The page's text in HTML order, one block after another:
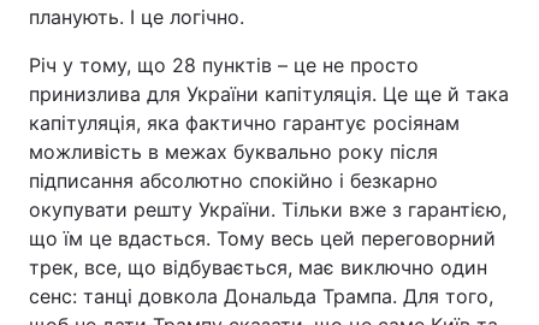
планують. І це логічно.
Річ у тому, що 28 пунктів – це не просто
принизлива для України капітуляція. Це ще й така
капітуляція, яка фактично гарантує росіянам
можливість в межах буквально року після
підписання абсолютно спокійно і безкарно
окупувати решту України. Тільки вже з гарантією,
що їм це вдасться. Тому весь цей переговорний
трек, все, що відбувається, має виключно один
сенс: танці довкола Дональда Трампа. Для того,